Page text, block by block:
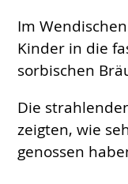
Im
Kinder in die
sorbischen
Die
zeigten, wie
genossen